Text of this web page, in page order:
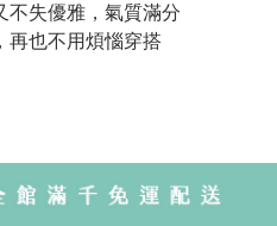
不失優雅，氣質滿分
再也不用煩惱穿搭